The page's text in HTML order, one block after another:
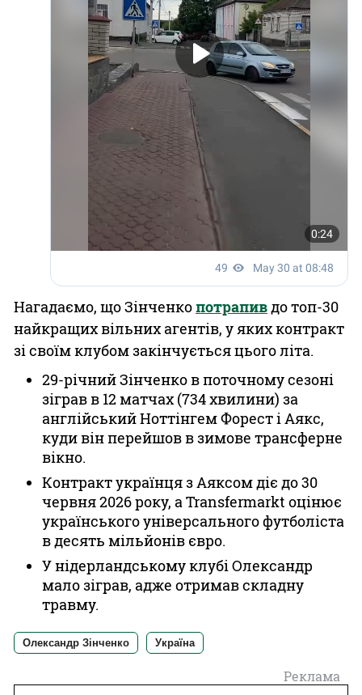
Нагадаємо, що Зінченкопотрапивдо топ-30
найкращих вільних агентів, у яких контракт
зі своїм клубом закінчується цього літа.
29-річний Зінченко в поточному сезоні
зіграв в 12 матчах (734 хвилини) за
англійський Ноттінгем Форест і Аякс,
куди він перейшов в зимове трансферне
вікно.
Контракт українця з Аяксом діє до 30
червня 2026 року, а Transfermarkt оцінює
українського універсального футболіста
в десять мільйонів євро.
У нідерландському клубі Олександр
мало зіграв, адже отримав складну
травму.
Олександр Зінченко Україна
Реклама